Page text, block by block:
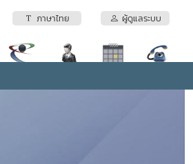
ภาษาไทย ผู้ดูแลระบบ